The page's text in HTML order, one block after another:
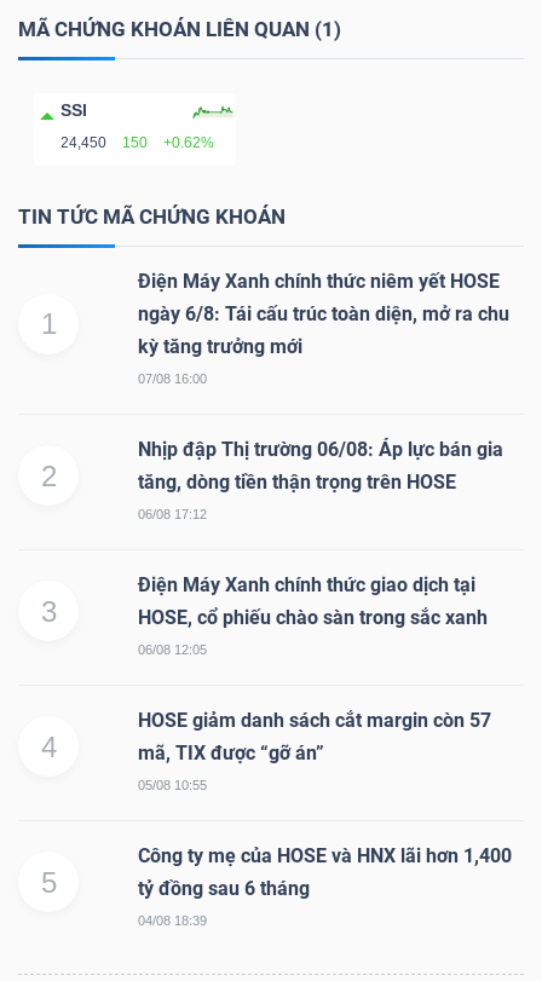
MÃ CHỨNG KHOÁN LIÊN QUAN (1)
SSI
24,450 150 +0.62%
TIN TỨC MÃ CHỨNG KHOÁN
1
Điện Máy Xanh chính thức niêm yết HOSE
ngày 6/8: Tái cấu trúc toàn diện, mở ra chu
kỳ tăng trưởng mới
07/08 16:00
2
Nhịp đập Thị trường 06/08: Áp lực bán gia
tăng, dòng tiền thận trọng trên HOSE
06/08 17:12
3
Điện Máy Xanh chính thức giao dịch tại
HOSE, cổ phiếu chào sàn trong sắc xanh
06/08 12:05
4
HOSE giảm danh sách cắt margin còn 57
mã, TIX được “gỡ án”
05/08 10:55
5
Công ty mẹ của HOSE và HNX lãi hơn 1,400
tỷ đồng sau 6 tháng
04/08 18:39
NGÀNH
DOANH
NGHIỆP
ĐẦU